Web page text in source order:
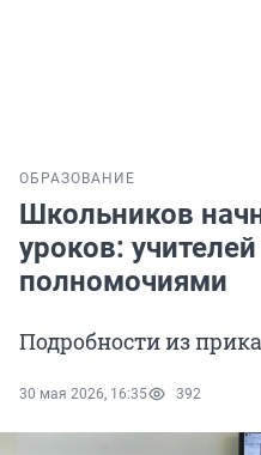
ОБРАЗОВАНИЕ
Школьников
уроков:
полномочиями
Подробности из
30 мая 2026, 16:35 392